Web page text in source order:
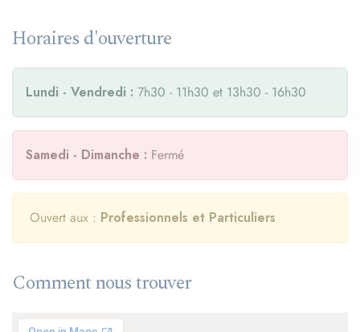
Horaires d'ouverture
Lundi - Vendredi : 7h30 - 11h30 et 13h30 - 16h30
Samedi - Dimanche : Fermé
Ouvert aux : Professionnels et Particuliers
Comment nous trouver